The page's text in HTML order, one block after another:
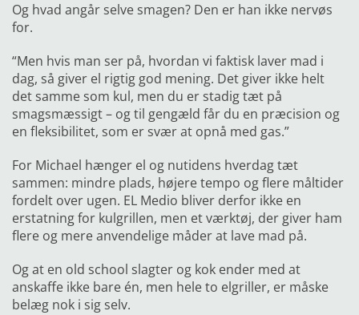
Og hvad angår selve smagen? Den er han ikke nervøs
for.
“Men hvis man ser på, hvordan vi faktisk laver mad i
dag, så giver el rigtig god mening. Det giver ikke helt
det samme som kul, men du er stadig tæt på
smagsmæssigt – og til gengæld får du en præcision og
en fleksibilitet, som er svær at opnå med gas.”
For Michael hænger el og nutidens hverdag tæt
sammen: mindre plads, højere tempo og flere måltider
fordelt over ugen. EL Medio bliver derfor ikke en
erstatning for kulgrillen, men et værktøj, der giver ham
flere og mere anvendelige måder at lave mad på.
Og at en old school slagter og kok ender med at
anskaffe ikke bare én, men hele to elgriller, er måske
belæg nok i sig selv.